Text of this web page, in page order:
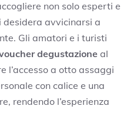
non solo esperti e
desidera avvicinarsi a
Gli amatori e i turisti
degustazione al
l’accesso a otto assaggi
con calice e una
rendendo l’esperienza